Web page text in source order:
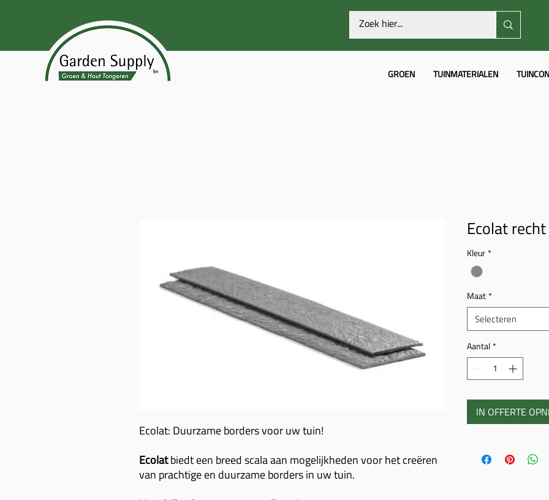
GROEN TUINMATERIALEN
Ecolat: Duurzame borders voor uw tuin!
Ecolatbiedt een breed scala aan mogelijkheden voor het creëren
van prachtige en duurzame borders in uw tuin.
Ecolat
Kleur*
Maat*
Selecteren
Aantal*
IN OFFERTE